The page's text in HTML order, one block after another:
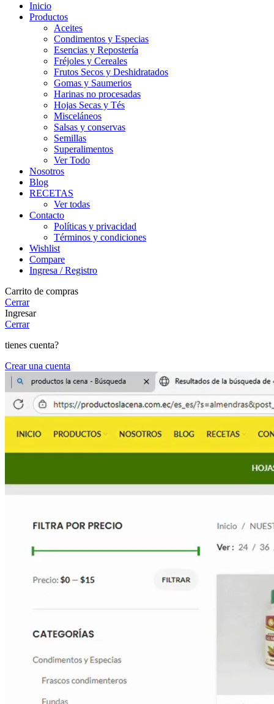
Inicio
Productos
Aceites
Condimentos y Especias
Esencias y Repostería
Fréjoles y Cereales
Frutos Secos y Deshidratados
Gomas y Saumerios
Harinas no procesadas
Hojas Secas y Tés
Misceláneos
Salsas y conservas
Semillas
Superalimentos
Ver Todo
Nosotros
Blog
RECETAS
Ver todas
Contacto
Políticas y privacidad
Términos y condiciones
Wishlist
Compare
Ingresa / Registro
Carrito de compras
Cerrar
Ingresar
Cerrar
tienes cuenta?
Crear una cuenta